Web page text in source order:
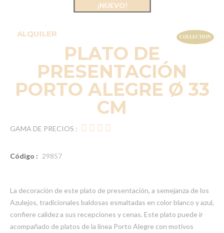
ALQUILER
PLATO DE
PRESENTACIÓN
PORTO ALEGRE Ø 33
CM
GAMA DE PRECIOS :
Código : 29857
La decoración de este plato de presentación, a semejanza de los
Azulejos, tradicionales baldosas esmaltadas en color blanco y azul,
confiere calidez a sus recepciones y cenas. Este plato puede ir
acompañado de platos de la línea Porto Alegre con motivos
¡NUEVO!